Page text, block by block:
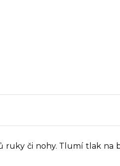
ruky či nohy. Tlumí tlak na